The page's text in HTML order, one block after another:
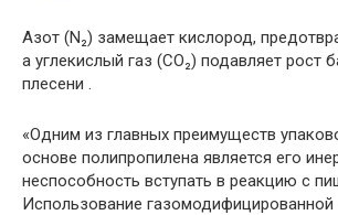
Азот (N₂) замещает кислород,
а углекислый газ (CO₂) подавляет рост
плесени .
«Одним из главных преимуществ
основе полипропилена является его
неспособность вступать в реакцию с
Использование